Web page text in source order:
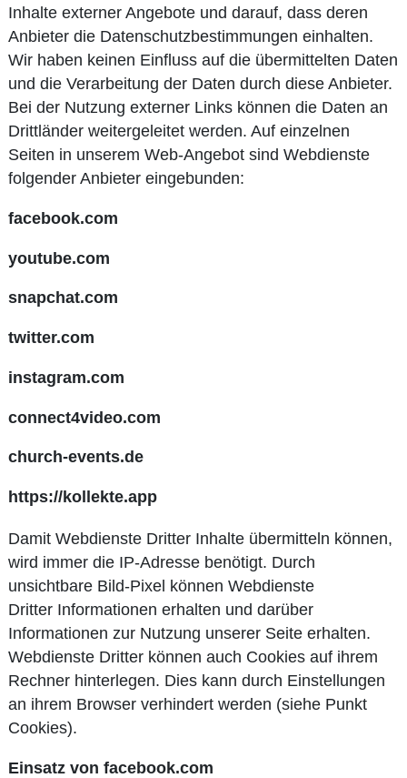
Inhalte externer Angebote und darauf, dass deren
Anbieter die Datenschutzbestimmungen einhalten.
Wir haben keinen Einfluss auf die übermittelten Daten
und die Verarbeitung der Daten durch diese Anbieter.
Bei der Nutzung externer Links können die Daten an
Drittländer weitergeleitet werden. Auf einzelnen
Seiten in unserem Web-Angebot sind Webdienste
folgender Anbieter eingebunden:
facebook.com
youtube.com
snapchat.com
twitter.com
instagram.com
connect4video.com
church-events.de
https://kollekte.app
Damit Webdienste Dritter Inhalte übermitteln können,
wird immer die IP-Adresse benötigt. Durch
unsichtbare Bild-Pixel können Webdienste
Dritter Informationen erhalten und darüber
Informationen zur Nutzung unserer Seite erhalten.
Webdienste Dritter können auch Cookies auf ihrem
Rechner hinterlegen. Dies kann durch Einstellungen
an ihrem Browser verhindert werden (siehe Punkt
Cookies).
Einsatz von facebook.com